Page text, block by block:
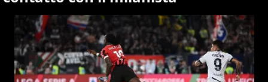
giornalisti ed esperti di sport abili sia nel gioco di
rimessa quando intercettano le notizie e le rilanciano
verso la rete, sia nella costruzione dal basso quando
creano contenuti 100% originali ed esclusivi.